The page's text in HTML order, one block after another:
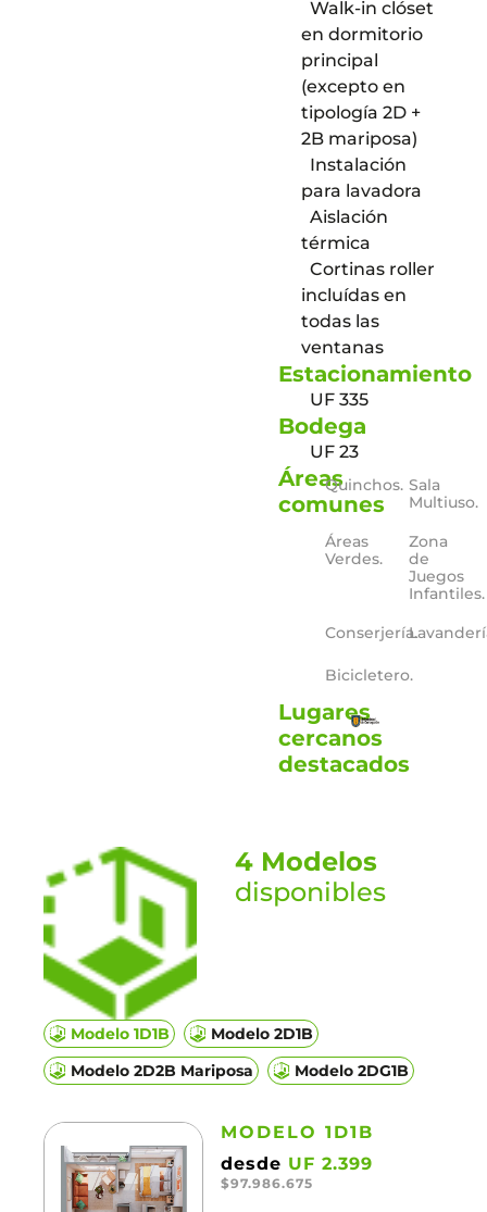
Walk-in clóset
en dormitorio
principal
(excepto en
tipología 2D +
2B mariposa)
Instalación
para lavadora
Aislación
térmica
Cortinas roller
incluídas en
todas las
ventanas
Estacionamiento
UF 335
Bodega
UF 23
Áreas
comunes
Quinchos. Sala
Multiuso.
Áreas
Verdes.
Zona
de
Juegos
Infantiles.
Conserjería.
Bicicletero.
Lugares
cercanos
destacados
4 Modelos
disponibles
Modelo 1D1B
Modelo 2D1B
Modelo 2D2B Mariposa
Modelo 2DG1B
MODELO 1D1B
desde UF 2.399
$97.986.675